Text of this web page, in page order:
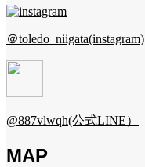
＠toledo_niigata(instagram)
@887vlwqh(公式LINE）
MAP